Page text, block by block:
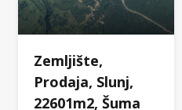
Zemljište,
Prodaja, Slunj,
22601m2, Šuma